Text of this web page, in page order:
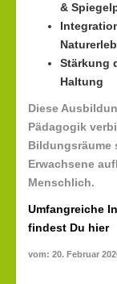
&
Stärkung
Haltung
Diese
Pädagogik
Bildungsräume
Erwachsene
Menschlich.
Umfangreiche
findest Du hier
vom: 20. Februar